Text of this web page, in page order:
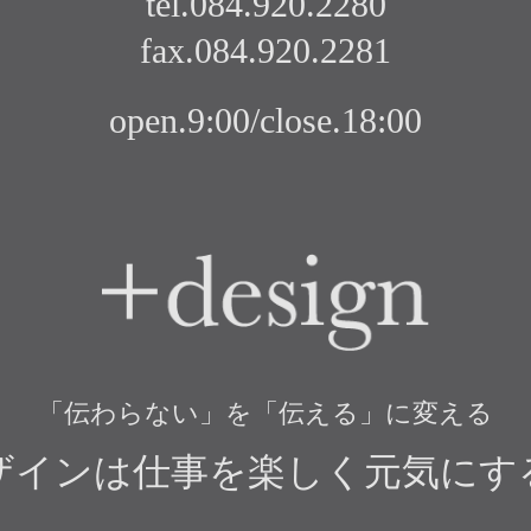
fax.084.920.2281
open.9:00/close.18:00
「伝わらない」を「伝える」に変える
インは仕事を楽しく元気にす